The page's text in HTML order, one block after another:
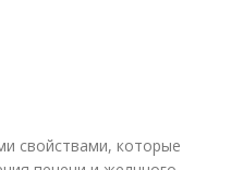
свойствами, которые